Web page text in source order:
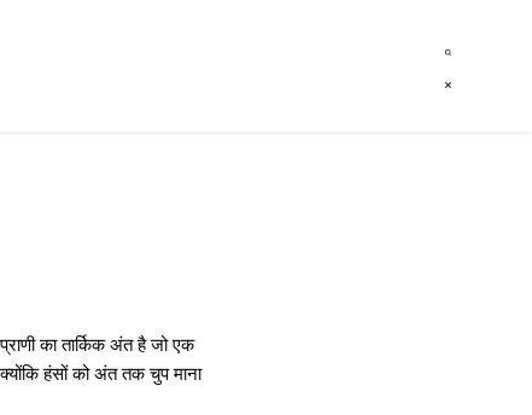
का तार्किक अंत है जो एक
हंसों को अंत तक चुप माना